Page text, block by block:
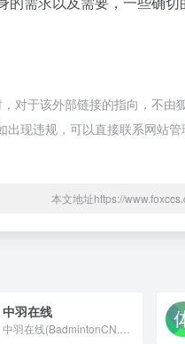
对于该外部链接的指向，不由
现违规，可以直接联系网站
本文地址https://
中羽在线